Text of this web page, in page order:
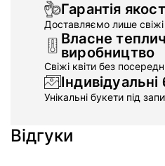
Гарантія
Доставляємо лише свіжі
Власне
виробництво
Свіжі квіти без
Унікальні букети під
Відгуки